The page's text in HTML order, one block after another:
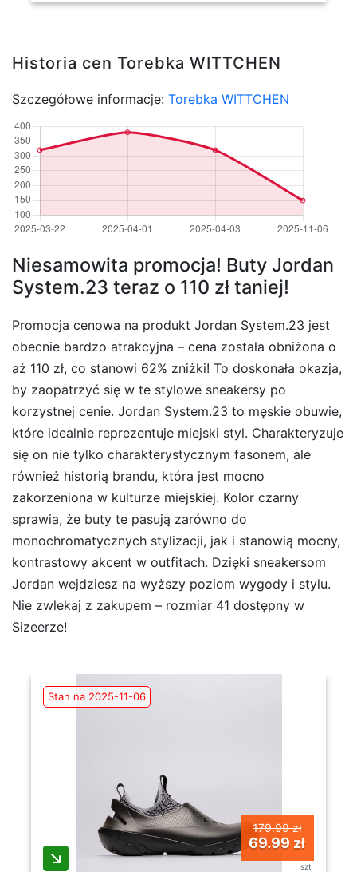
Historia cen Torebka WITTCHEN
Szczegółowe informacje: Torebka WITTCHEN
Niesamowita promocja! Buty Jordan
System.23 teraz o 110 zł taniej!
Promocja cenowa na produkt Jordan System.23 jest
obecnie bardzo atrakcyjna – cena została obniżona o
aż 110 zł, co stanowi 62% zniżki! To doskonała okazja,
by zaopatrzyć się w te stylowe sneakersy po
korzystnej cenie. Jordan System.23 to męskie obuwie,
które idealnie reprezentuje miejski styl. Charakteryzuje
się on nie tylko charakterystycznym fasonem, ale
również historią brandu, która jest mocno
zakorzeniona w kulturze miejskiej. Kolor czarny
sprawia, że buty te pasują zarówno do
monochromatycznych stylizacji, jak i stanowią mocny,
kontrastowy akcent w outfitach. Dzięki sneakersom
Jordan wejdziesz na wyższy poziom wygody i stylu.
Nie zwlekaj z zakupem – rozmiar 41 dostępny w
Sizeerze!
Stan na 2025-11-06
179.99 zł
69.99 zł
szt